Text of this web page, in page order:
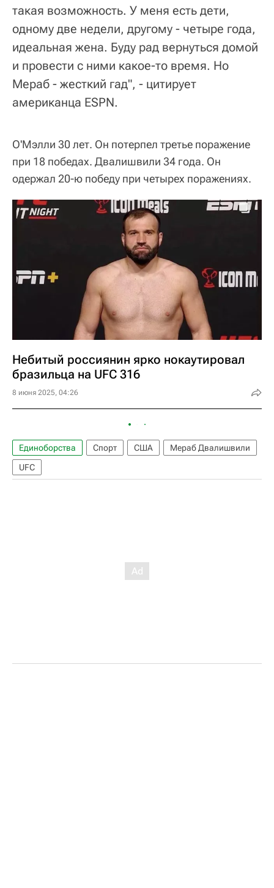
такая возможность. У меня есть дети,
одному две недели, другому - четыре года,
идеальная жена. Буду рад вернуться домой
и провести с ними какое-то время. Но
Мераб - жесткий гад", - цитирует
американца ESPN.
О'Мэлли 30 лет. Он потерпел третье поражение
при 18 победах. Двалишвили 34 года. Он
одержал 20-ю победу при четырех поражениях.
Небитый россиянин ярко нокаутировал
бразильца на UFC 316
8 июня 2025, 04:26
Единоборства Спорт США
Мераб Двалишвили
UFC